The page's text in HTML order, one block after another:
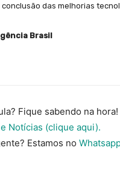
das melhorias
Brasil
Fique sabendo na hora!
Notícias (clique aqui).
Estamos no